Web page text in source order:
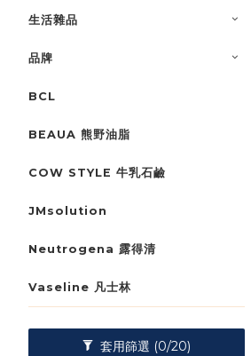
生活雜品
品牌
BCL
BEAUA 熊野油脂
COW STYLE 牛乳石鹼
JMsolution
Neutrogena 露得清
Vaseline 凡士林
套用篩選 (0/20)